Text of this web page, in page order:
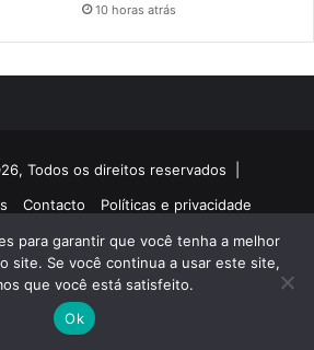
10 horas atrás
Todos os direitos reservados |
Contacto Políticas e privacidade
Facebook
TwitterYouTubeInstagram
para garantir que você tenha a melhor
site. Se você continua a usar este site,
que você está satisfeito.
Ok